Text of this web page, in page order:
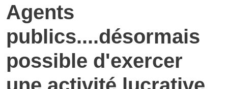
Agents
publics....désormais
possible d'exercer